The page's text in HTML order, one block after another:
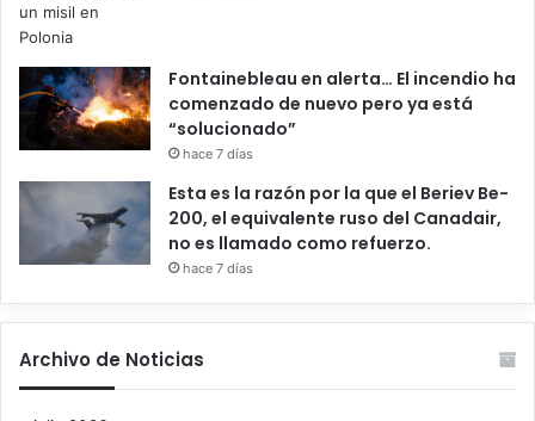
Fontainebleau en alerta… El incendio ha
comenzado de nuevo pero ya está
“solucionado”
hace 7 días
Esta es la razón por la que el Beriev Be-
200, el equivalente ruso del Canadair,
no es llamado como refuerzo.
hace 7 días
Archivo de Noticias